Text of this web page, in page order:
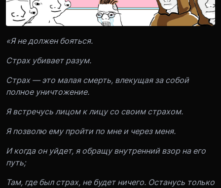
«Я не должен бояться.
Страх убивает разум.
Страх — это малая смерть, влекущая за собой
полное уничтожение.
Я встречусь лицом к лицу со своим страхом.
Я позволю ему пройти по мне и через меня.
И когда он уйдет, я обращу внутренний взор на его
путь;
Там, где был страх, не будет ничего. Останусь только